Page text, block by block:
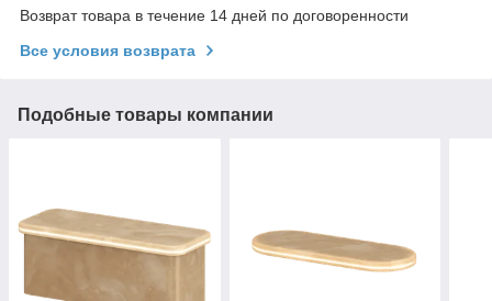
Возврат товара в течение 14 дней по договоренности
Все условия возврата
Подобные товары компании